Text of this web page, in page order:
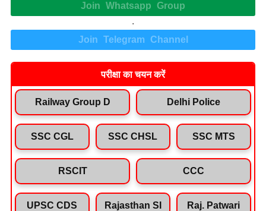
Join Whatsapp Group
.
Join Telegram Channel
परीक्षा का चयन करें
Railway Group D Delhi Police
SSC CGL SSC CHSL SSC MTS
RSCIT CCC
UPSC CDS Rajasthan SI Raj. Patwari